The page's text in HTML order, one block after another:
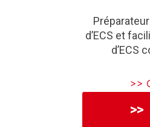
d’ECS et
d’ECS
>>